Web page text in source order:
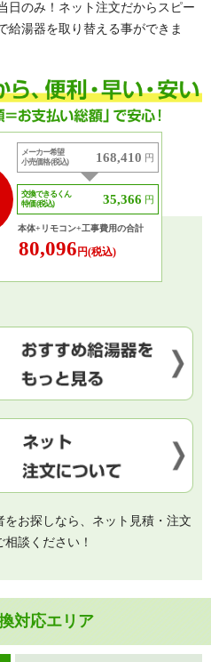
日のみ！ネット注文だからスピー
給湯器を取り替える事ができま
メーカー希望
小売価格 (税込)
168,410 円
交換できるくん
特価 (税込)
35,366 円
本体+リモコン+工事費用の合計
80,096円(税込)
お探しなら、ネット見積・注文
談ください！
対応エリア